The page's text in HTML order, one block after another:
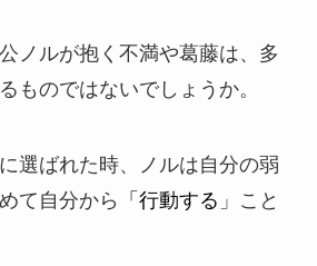
ノルが抱く不満や葛藤は、多
ものではないでしょうか。
選ばれた時、ノルは自分の弱
て自分から
「行動する 」こと